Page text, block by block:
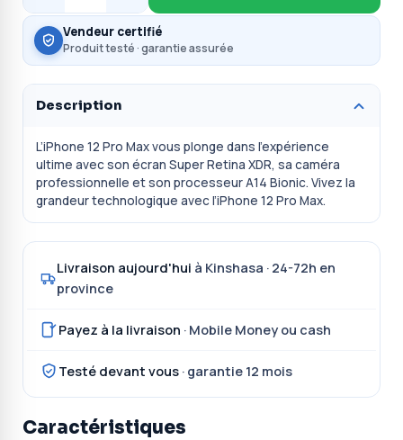
Vendeur certifié
Produit testé · garantie assurée
Description
L’iPhone 12 Pro Max vous plonge dans l’expérience
ultime avec son écran Super Retina XDR, sa caméra
professionnelle et son processeur A14 Bionic. Vivez la
grandeur technologique avec l’iPhone 12 Pro Max.
Livraison aujourd'hui à Kinshasa · 24-72h en
province
Payez à la livraison · Mobile Money ou cash
Testé devant vous · garantie 12 mois
Caractéristiques